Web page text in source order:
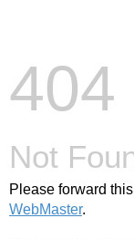
404
Not
Please forward
WebMaster.